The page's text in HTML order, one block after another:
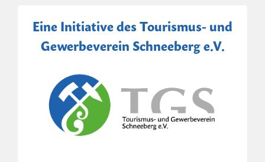
Eine Initiative des Tourismus- und
Gewerbeverein Schneeberg e.V.